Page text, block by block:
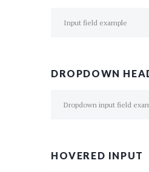
DROPDOWN
HOVERED INPUT